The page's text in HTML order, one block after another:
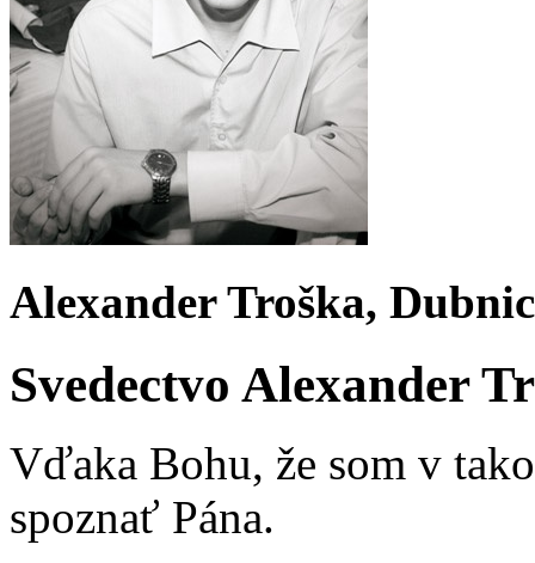
Alexander Troška,
Svedectvo Alexander
Vďaka Bohu, že som v
spoznať Pána.